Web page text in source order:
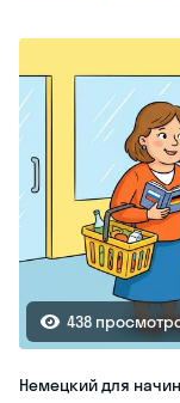
438
Немецкий для